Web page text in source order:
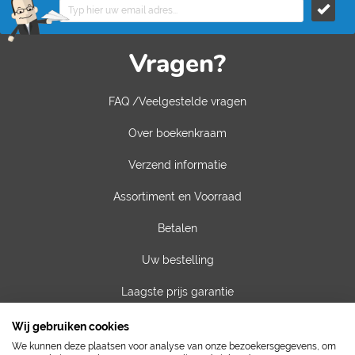
Vragen?
FAQ /Veelgestelde vragen
Over boekenkraam
Verzend informatie
Assortiment en Voorraad
Betalen
Uw bestelling
Laagste prijs garantie
Privacy van gegevens
Wij gebruiken cookies
We kunnen deze plaatsen voor analyse van onze bezoekersgegevens, om